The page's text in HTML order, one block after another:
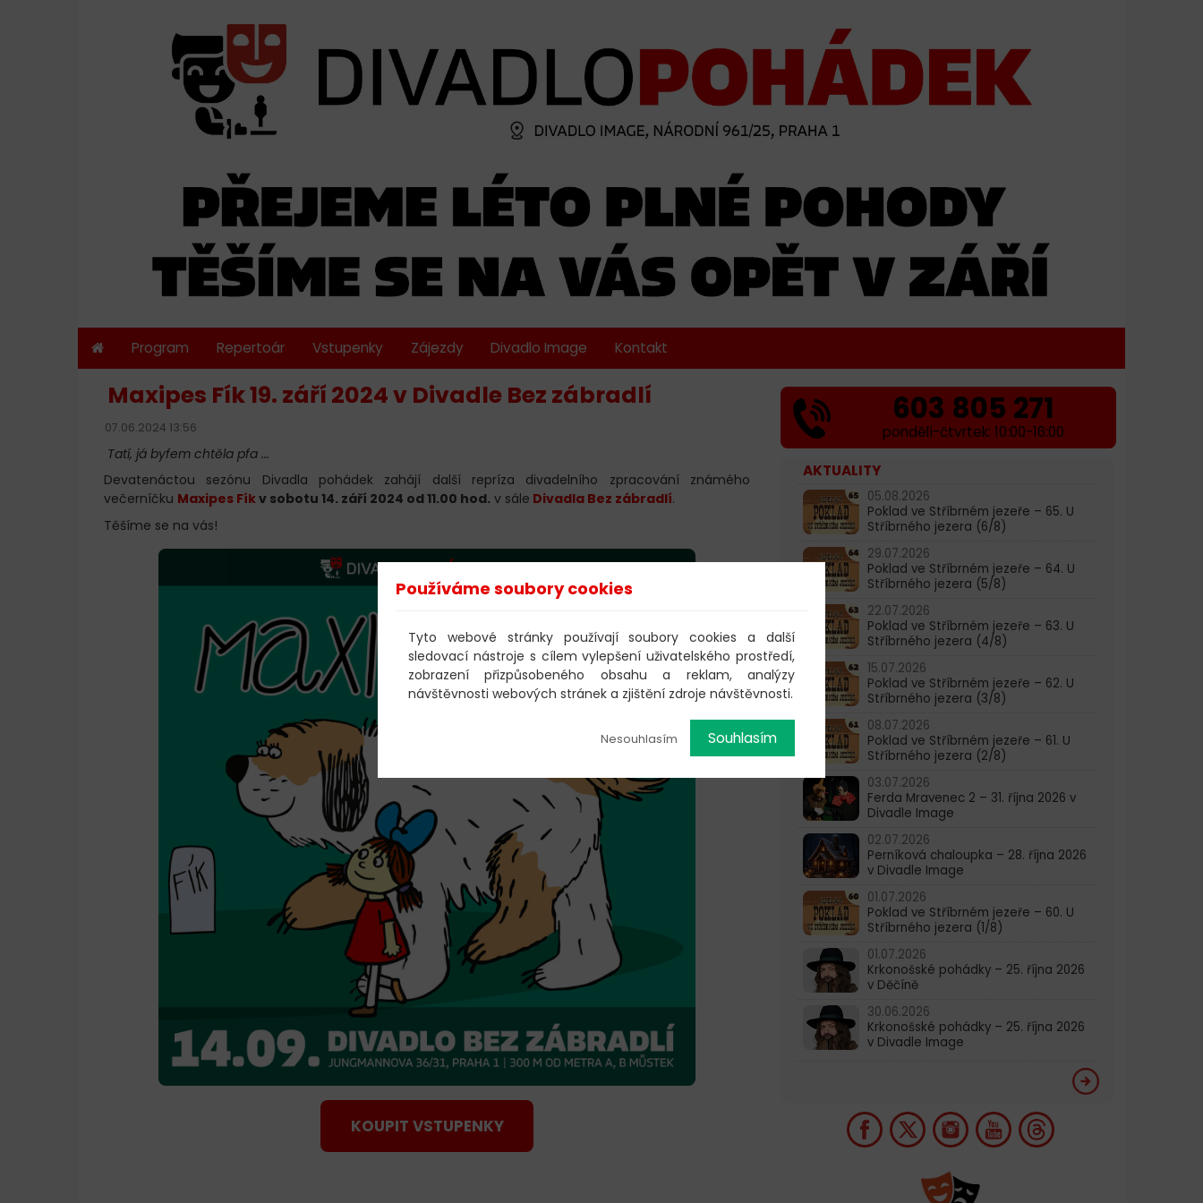
Program Repertoár Vstupenky Zájezdy Divadlo Image Kontakt
Maxipes Fík 19. září 2024 v Divadle Bez zábradlí
07.06.2024 13:56
Tatí, já byfem chtěla pfa ...
Devatenáctou sezónu Divadla pohádek zahájí další repríza divadelního zpracování známého
večerníčku Maxipes Fíkv sobotu 14. září 2024 od 11.00 hod. v sále Divadla Bez zábradlí.
Těšíme se na vás!
KOUPIT VSTUPENKY
603 805 271
pondělí-čtvrtek: 10:00-16:00
AKTUALITY
05.08.2026
Poklad ve Stříbrném jezeře – 65. U
Stříbrného jezera (6/8)
29.07.2026
Poklad ve Stříbrném jezeře – 64. U
Stříbrného jezera (5/8)
22.07.2026
Poklad ve Stříbrném jezeře – 63. U
Stříbrného jezera (4/8)
15.07.2026
Poklad ve Stříbrném jezeře – 62. U
Stříbrného jezera (3/8)
08.07.2026
Poklad ve Stříbrném jezeře – 61. U
Stříbrného jezera (2/8)
03.07.2026
Ferda Mravenec 2 – 31. října 2026 v
Divadle Image
02.07.2026
Perníková chaloupka – 28. října 2026
v Divadle Image
01.07.2026
Poklad ve Stříbrném jezeře – 60. U
Stříbrného jezera (1/8)
01.07.2026
Krkonošské pohádky – 25. října 2026
v Děčíně
30.06.2026
Krkonošské pohádky – 25. října 2026
v Divadle Image
Používáme soubory cookies
Tyto webové stránky používají soubory cookies a další
sledovací nástroje s cílem vylepšení uživatelského prostředí,
zobrazení přizpůsobeného obsahu a reklam, analýzy
návštěvnosti webových stránek a zjištění zdroje návštěvnosti.
Nesouhlasím Souhlasím